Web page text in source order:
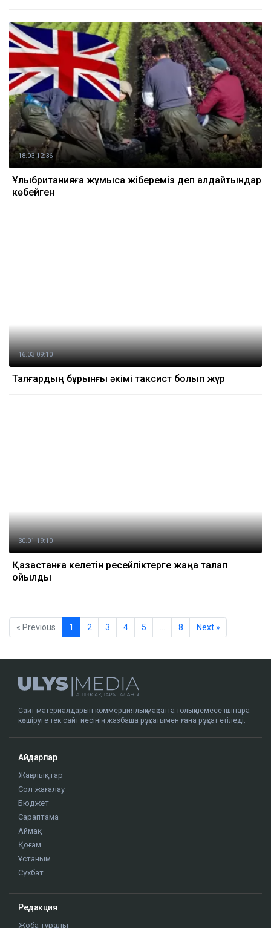
18.03 12:36
Ұлыбританияға жұмысқа жібереміз деп алдайтындар
көбейген
16.03 09:10
Талғардың бұрынғы әкімі таксист болып жүр
30.01 19:10
Қазақстанға келетін ресейліктерге жаңа талап
қойылды
« Previous 1 2 3 4 5 … 8 Next »
Сайт материалдарын коммерциялық мақсатта толық немесе ішінара
көшіруге тек сайт иесінің жазбаша рұқсатымен ғана рұқсат етіледі.
Айдарлар
Жаңалықтар
Сол жағалау
Бюджет
Сараптама
Аймақ
Қоғам
Ұстаным
Сұхбат
Редакция
Жоба туралы